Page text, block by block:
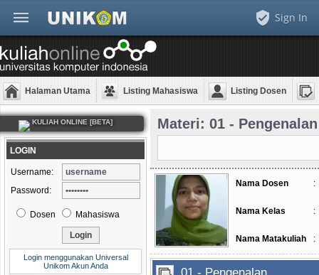
Sign In
Halaman Utama Listing Mahasiswa Listing Dosen
KULIAH ONLINE [BETA]
LOGIN
Username:
Password:
Dosen Mahasiswa
Login menggunakan Universal
Unikom Akun Anda
Materi: 01 - Pengenalan
Nama Dosen :
Nama Kelas :
Nama Matakuliah :